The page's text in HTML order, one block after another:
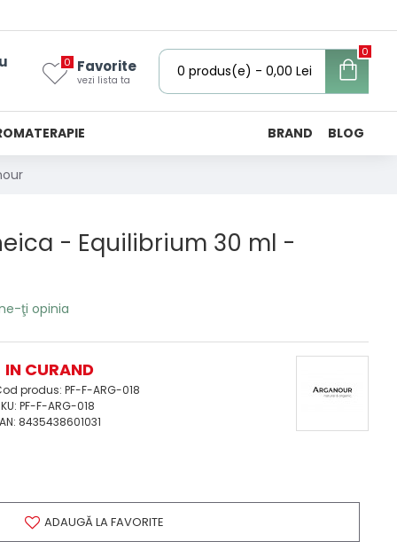
Favorite
vezi lista ta
0 0 produs(e) - 0,00 Lei
0
BRAND BLOG
- Equilibrium 30 ml -
ţi opinia
IN CURAND
produs: PF-F-ARG-018
PF-F-ARG-018
8435438601031
ADAUGĂ LA FAVORITE